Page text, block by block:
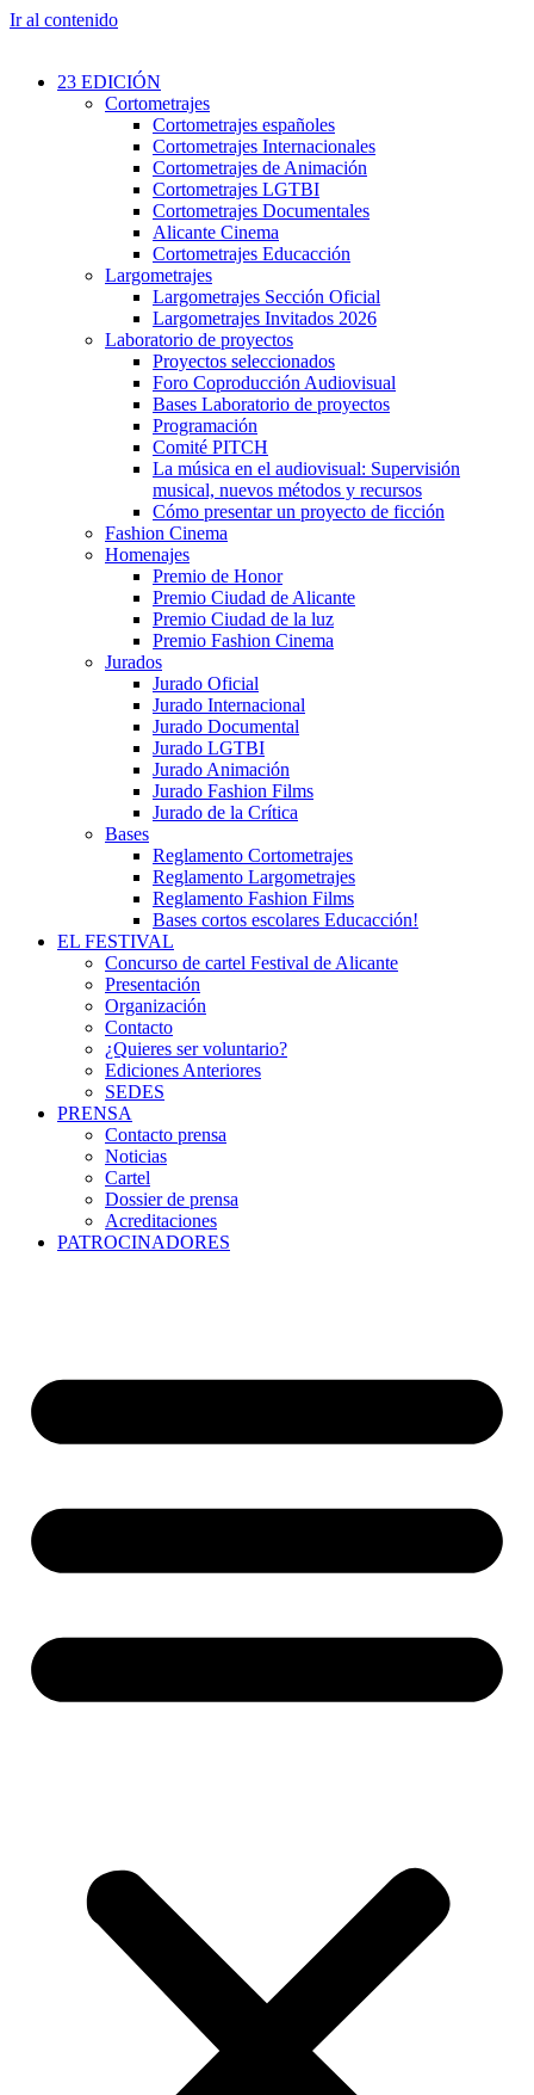
Ir al contenido
23 EDICIÓN
Cortometrajes
Cortometrajes españoles
Cortometrajes Internacionales
Cortometrajes de Animación
Cortometrajes LGTBI
Cortometrajes Documentales
Alicante Cinema
Cortometrajes Educacción
Largometrajes
Largometrajes Sección Oficial
Largometrajes Invitados 2026
Laboratorio de proyectos
Proyectos seleccionados
Foro Coproducción Audiovisual
Bases Laboratorio de proyectos
Programación
Comité PITCH
La música en el audiovisual: Supervisión
musical, nuevos métodos y recursos
Cómo presentar un proyecto de ficción
Fashion Cinema
Homenajes
Premio de Honor
Premio Ciudad de Alicante
Premio Ciudad de la luz
Premio Fashion Cinema
Jurados
Jurado Oficial
Jurado Internacional
Jurado Documental
Jurado LGTBI
Jurado Animación
Jurado Fashion Films
Jurado de la Crítica
Bases
Reglamento Cortometrajes
Reglamento Largometrajes
Reglamento Fashion Films
Bases cortos escolares Educacción!
EL FESTIVAL
Concurso de cartel Festival de Alicante
Presentación
Organización
Contacto
¿Quieres ser voluntario?
Ediciones Anteriores
SEDES
PRENSA
Contacto prensa
Noticias
Cartel
Dossier de prensa
Acreditaciones
PATROCINADORES